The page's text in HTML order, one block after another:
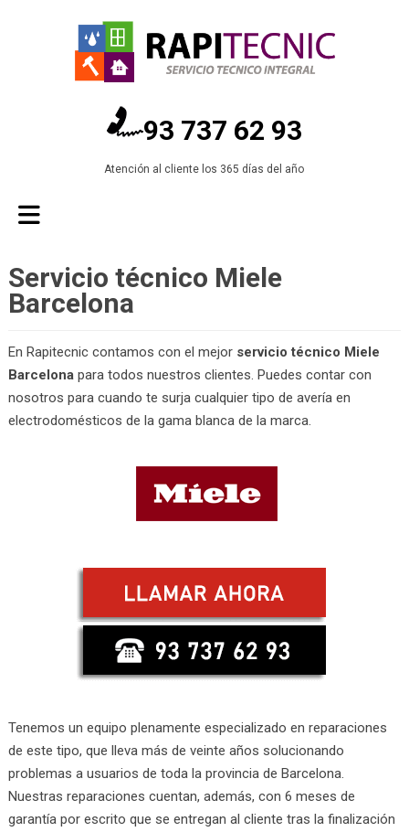
93 737 62 93
Atención al cliente los 365 días del año
Servicio técnico Miele
Barcelona
En Rapitecnic contamos con el mejor servicio técnico Miele
Barcelonapara todos nuestros clientes. Puedes contar con
nosotros para cuando te surja cualquier tipo de avería en
electrodomésticos de la gama blanca de la marca.
Tenemos un equipo plenamente especializado en reparaciones
de este tipo, que lleva más de veinte años solucionando
problemas a usuarios de toda la provincia de Barcelona.
Nuestras reparaciones cuentan, además, con 6 meses de
garantía por escrito que se entregan al cliente tras la finalización